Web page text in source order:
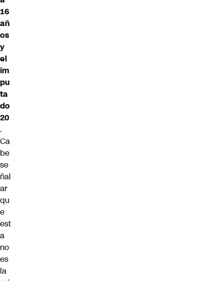
16
añ
os
y
el
im
pu
ta
do
20
.
Ca
be
se
ñal
ar
qu
e
est
a
no
es
la